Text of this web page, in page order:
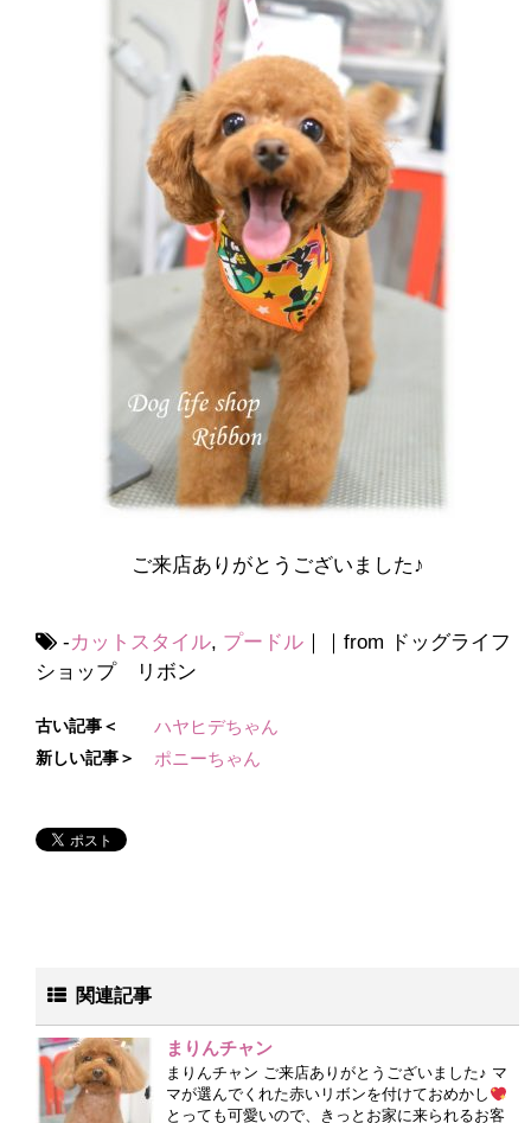
ご来店ありがとうございました♪
-カットスタイル, プードル ｜｜from ドッグライフ
ショップ リボン
古い記事＜ ハヤヒデちゃん
新しい記事＞ ポニーちゃん
関連記事
まりんチャン
まりんチャン ご来店ありがとうございました♪ マ
マが選んでくれた赤いリボンを付けておめかし
とっても可愛いので、きっとお家に来られるお客